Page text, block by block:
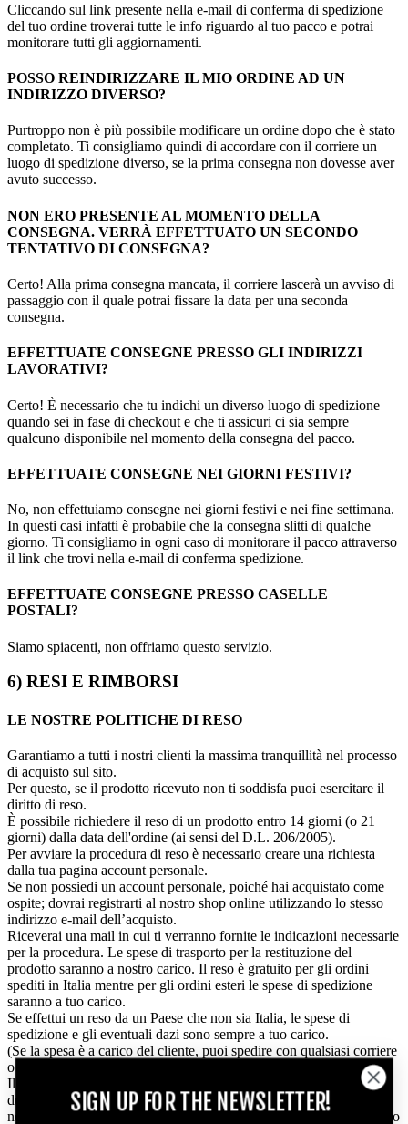
Cliccando sul link presente nella e-mail di conferma di spedizione
del tuo ordine troverai tutte le info riguardo al tuo pacco e potrai
monitorare tutti gli aggiornamenti.
POSSO REINDIRIZZARE IL MIO ORDINE AD UN
INDIRIZZO DIVERSO?
Purtroppo non è più possibile modificare un ordine dopo che è stato
completato. Ti consigliamo quindi di accordare con il corriere un
luogo di spedizione diverso, se la prima consegna non dovesse aver
avuto successo.
NON ERO PRESENTE AL MOMENTO DELLA
CONSEGNA. VERRÀ EFFETTUATO UN SECONDO
TENTATIVO DI CONSEGNA?
Certo! Alla prima consegna mancata, il corriere lascerà un avviso di
passaggio con il quale potrai fissare la data per una seconda
consegna.
EFFETTUATE CONSEGNE PRESSO GLI INDIRIZZI
LAVORATIVI?
Certo! È necessario che tu indichi un diverso luogo di spedizione
quando sei in fase di checkout e che ti assicuri ci sia sempre
qualcuno disponibile nel momento della consegna del pacco.
EFFETTUATE CONSEGNE NEI GIORNI FESTIVI?
No, non effettuiamo consegne nei giorni festivi e nei fine settimana.
In questi casi infatti è probabile che la consegna slitti di qualche
giorno. Ti consigliamo in ogni caso di monitorare il pacco attraverso
il link che trovi nella e-mail di conferma spedizione.
EFFETTUATE CONSEGNE PRESSO CASELLE
POSTALI?
Siamo spiacenti, non offriamo questo servizio.
6) RESI E RIMBORSI
LE NOSTRE POLITICHE DI RESO
Garantiamo a tutti i nostri clienti la massima tranquillità nel processo
di acquisto sul sito.
Per questo, se il prodotto ricevuto non ti soddisfa puoi esercitare il
diritto di reso.
È possibile richiedere il reso di un prodotto entro 14 giorni (o 21
giorni) dalla data dell'ordine (ai sensi del D.L. 206/2005).
Per avviare la procedura di reso è necessario creare una richiesta
dalla tua pagina account personale.
Se non possiedi un account personale, poiché hai acquistato come
ospite; dovrai registrarti al nostro shop online utilizzando lo stesso
indirizzo e-mail dell’acquisto.
Riceverai una mail in cui ti verranno fornite le indicazioni necessarie
per la procedura. Le spese di trasporto per la restituzione del
prodotto saranno a nostro carico. Il reso è gratuito per gli ordini
spediti in Italia mentre per gli ordini esteri le spese di spedizione
saranno a tuo carico.
Se effettui un reso da un Paese che non sia Italia, le spese di
spedizione e gli eventuali dazi sono sempre a tuo carico.
(Se la spesa è a carico del cliente, puoi spedire con qualsiasi corriere
o servizio postale, purché tracciabile).
Il reso può essere effettuato anche presso i nostri punti vendita,
durante la procedura di reso sarà necessario selezionare il negozio
nel quale si vuole consegnare la merce. Ti ricordiamo che in negozio
SIGN UP FOR THE NEWSLETTER!